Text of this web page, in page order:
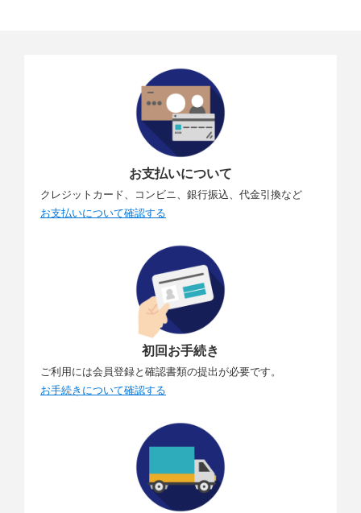
お支払いについて
クレジットカード、コンビニ、銀行振込、代金引換など
お支払いについて確認する
初回お手続き
ご利用には会員登録と確認書類の提出が必要です。
お手続きについて確認する